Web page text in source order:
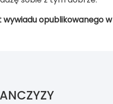
wywiadu opublikowanego w